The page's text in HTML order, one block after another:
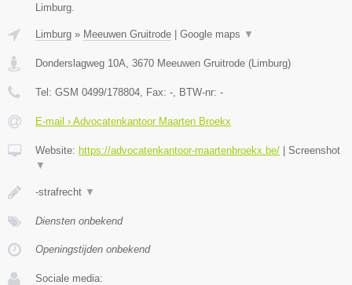
Limburg.
Limburg » Meeuwen Gruitrode | Google maps ▼
Donderslagweg 10A 3670 Meeuwen Gruitrode (Limburg)
Tel: GSM 0499/178804 , Fax: - , BTW-nr: -
E-mail › Advocatenkantoor Maarten Broekx
Website: https://advocatenkantoor-maartenbroekx.be/ | Screenshot
▼
-strafrecht ▼
Diensten onbekend
Openingstijden onbekend
Sociale media: